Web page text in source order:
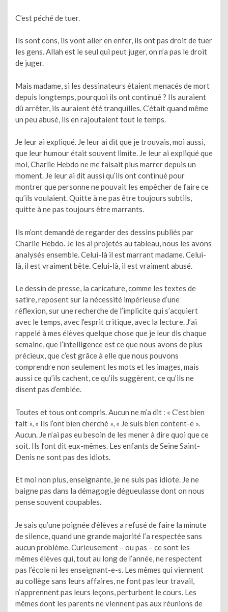
C’est péché de tuer.
Ils sont cons, ils vont aller en enfer, ils ont pas droit de tuer
les gens. Allah est le seul qui peut juger, on n’a pas le droit
de juger.
Mais madame, si les dessinateurs étaient menacés de mort
depuis longtemps, pourquoi ils ont continué ? Ils auraient
dû arrêter, ils auraient été tranquilles. C’était quand même
un peu abusé, ils en rajoutaient tout le temps.
Je leur ai expliqué. Je leur ai dit que je trouvais, moi aussi,
que leur humour était souvent limite. Je leur ai expliqué que
moi, Charlie Hebdo ne me faisait plus marrer depuis un
moment. Je leur ai dit aussi qu’ils ont continué pour
montrer que personne ne pouvait les empêcher de faire ce
qu’ils voulaient. Quitte à ne pas être toujours subtils,
quitte à ne pas toujours être marrants.
Ils m’ont demandé de regarder des dessins publiés par
Charlie Hebdo. Je les ai projetés au tableau, nous les avons
analysés ensemble. Celui-là il est marrant madame. Celui-
là, il est vraiment bête. Celui-là, il est vraiment abusé.
Le dessin de presse, la caricature, comme les textes de
satire, reposent sur la nécessité impérieuse d’une
réflexion, sur une recherche de l’implicite qui s’acquiert
avec le temps, avec l’esprit critique, avec la lecture. J’ai
rappelé à mes élèves quelque chose que je leur dis chaque
semaine, que l’intelligence est ce que nous avons de plus
précieux, que c’est grâce à elle que nous pouvons
comprendre non seulement les mots et les images, mais
aussi ce qu’ils cachent, ce qu’ils suggèrent, ce qu’ils ne
disent pas d’emblée.
Toutes et tous ont compris. Aucun ne m’a dit : « C’est bien
fait », « Ils l’ont bien cherché », « Je suis bien content-e ».
Aucun. Je n’ai pas eu besoin de les mener à dire quoi que ce
soit. Ils l’ont dit eux-mêmes. Les enfants de Seine Saint-
Denis ne sont pas des idiots.
Et moi non plus, enseignante, je ne suis pas idiote. Je ne
baigne pas dans la démagogie dégueulasse dont on nous
pense souvent coupables.
Je sais qu’une poignée d’élèves a refusé de faire la minute
de silence, quand une grande majorité l’a respectée sans
aucun problème. Curieusement – ou pas – ce sont les
mêmes élèves qui, tout au long de l’année, ne respectent
pas l’école ni les enseignant-e-s. Les mêmes qui viennent
au collège sans leurs affaires, ne font pas leur travail,
n’apprennent pas leurs leçons, perturbent le cours. Les
mêmes dont les parents ne viennent pas aux réunions de